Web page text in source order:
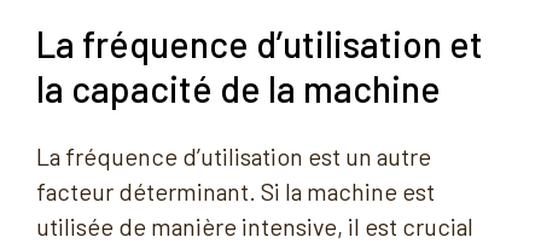
La fréquence d’utilisation et
la capacité de la machine
La fréquence d’utilisation est un autre
facteur déterminant. Si la machine est
utilisée de manière intensive, il est crucial